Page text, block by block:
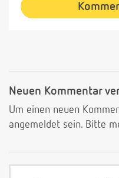
Neuen Kommentar
Um einen neuen
angemeldet sein. Bitte